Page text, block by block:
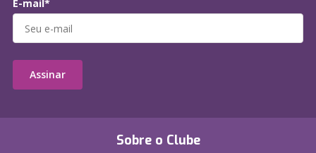
Sobre o Clube
E-mail*
Assinar